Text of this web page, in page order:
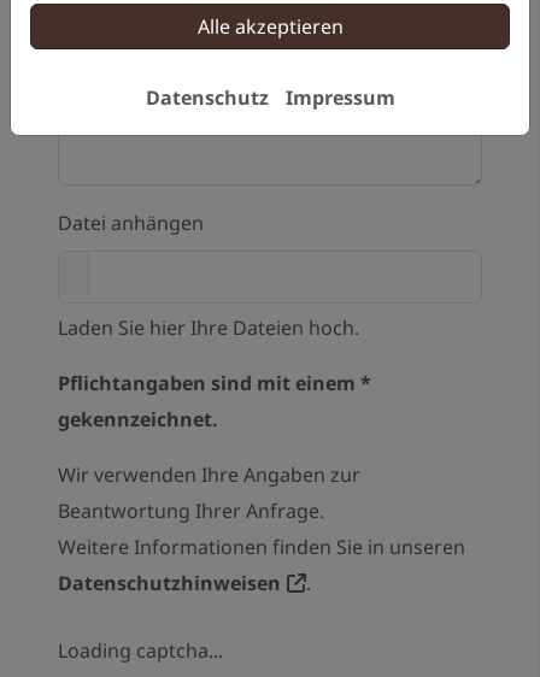
Datei anhängen
Laden Sie hier Ihre Dateien hoch.
Pflichtangaben sind mit einem *
gekennzeichnet.
Wir verwenden Ihre Angaben zur
Beantwortung Ihrer Anfrage.
Weitere Informationen finden Sie in unseren
Datenschutzhinweisen
.
Loading captcha...
Alle akzeptieren
Datenschutz Impressum